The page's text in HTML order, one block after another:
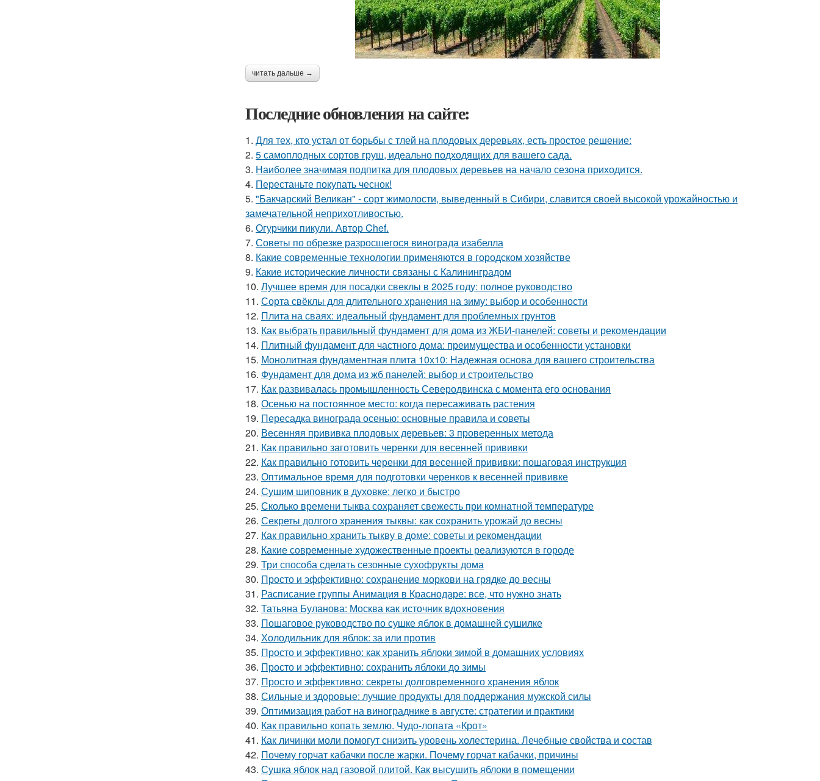
читать дальше →
Последние обновления на сайте:
1. Для тех, кто устал от борьбы с тлей на плодовых деревьях, есть простое решение:
2. 5 самоплодных сортов груш, идеально подходящих для вашего сада.
3. Наиболее значимая подпитка для плодовых деревьев на начало сезона приходится.
4. Перестаньте покупать чеснок!
5. "Бакчарский Великан" - сорт жимолости, выведенный в Сибири, славится своей высокой урожайностью и
замечательной неприхотливостью.
6. Огурчики пикули. Автор Chef.
7. Советы по обрезке разросшегося винограда изабелла
8. Какие современные технологии применяются в городском хозяйстве
9. Какие исторические личности связаны с Калининградом
10. Лучшее время для посадки свеклы в 2025 году: полное руководство
11. Сорта свёклы для длительного хранения на зиму: выбор и особенности
12. Плита на сваях: идеальный фундамент для проблемных грунтов
13. Как выбрать правильный фундамент для дома из ЖБИ-панелей: советы и рекомендации
14. Плитный фундамент для частного дома: преимущества и особенности установки
15. Монолитная фундаментная плита 10х10: Надежная основа для вашего строительства
16. Фундамент для дома из жб панелей: выбор и строительство
17. Как развивалась промышленность Северодвинска с момента его основания
18. Осенью на постоянное место: когда пересаживать растения
19. Пересадка винограда осенью: основные правила и советы
20. Весенняя прививка плодовых деревьев: 3 проверенных метода
21. Как правильно заготовить черенки для весенней прививки
22. Как правильно готовить черенки для весенней прививки: пошаговая инструкция
23. Оптимальное время для подготовки черенков к весенней прививке
24. Сушим шиповник в духовке: легко и быстро
25. Сколько времени тыква сохраняет свежесть при комнатной температуре
26. Секреты долгого хранения тыквы: как сохранить урожай до весны
27. Как правильно хранить тыкву в доме: советы и рекомендации
28. Какие современные художественные проекты реализуются в городе
29. Три способа сделать сезонные сухофрукты дома
30. Просто и эффективно: сохранение моркови на грядке до весны
31. Расписание группы Анимация в Краснодаре: все, что нужно знать
32. Татьяна Буланова: Москва как источник вдохновения
33. Пошаговое руководство по сушке яблок в домашней сушилке
34. Холодильник для яблок: за или против
35. Просто и эффективно: как хранить яблоки зимой в домашних условиях
36. Просто и эффективно: сохранить яблоки до зимы
37. Просто и эффективно: секреты долговременного хранения яблок
38. Сильные и здоровые: лучшие продукты для поддержания мужской силы
39. Оптимизация работ на винограднике в августе: стратегии и практики
40. Как правильно копать землю. Чудо-лопата «Крот»
41. Как личинки моли помогут снизить уровень холестерина. Лечебные свойства и состав
42. Почему горчат кабачки после жарки. Почему горчат кабачки, причины
43. Сушка яблок над газовой плитой. Как высушить яблоки в помещении